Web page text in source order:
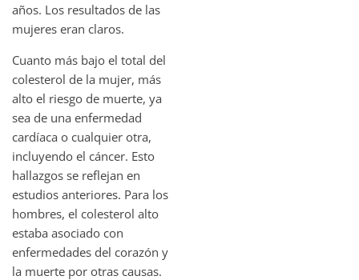
años. Los resultados de las
mujeres eran claros.
Cuanto más bajo el total del
colesterol de la mujer, más
alto el riesgo de muerte, ya
sea de una enfermedad
cardíaca o cualquier otra,
incluyendo el cáncer. Esto
hallazgos se reflejan en
estudios anteriores. Para los
hombres, el colesterol alto
estaba asociado con
enfermedades del corazón y
la muerte por otras causas.